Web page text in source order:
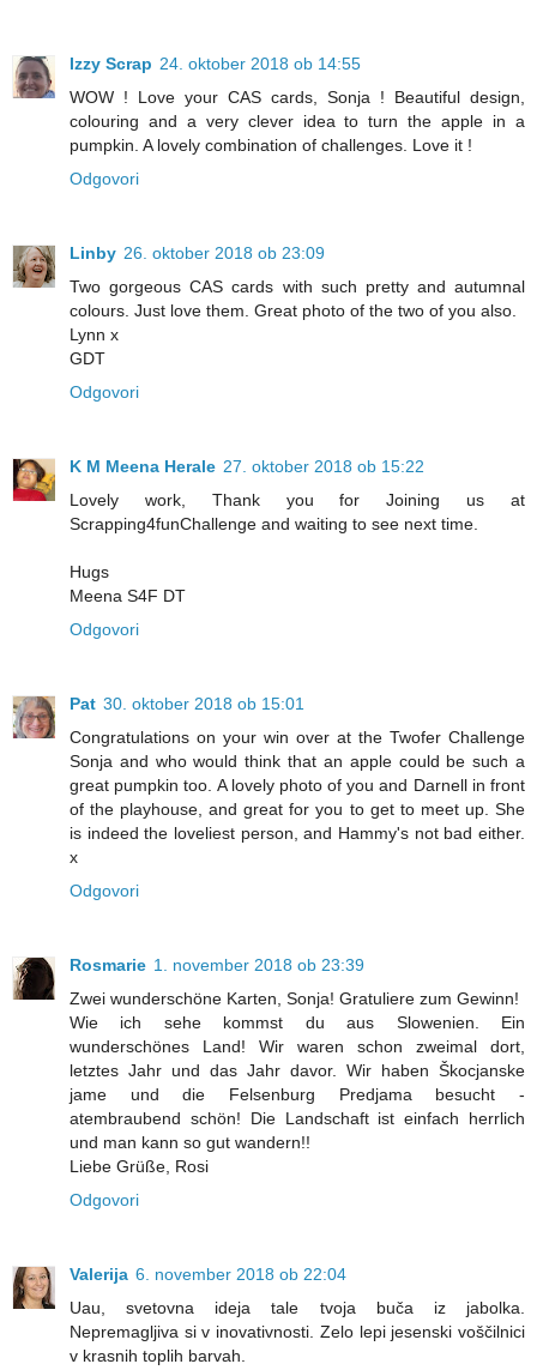
Izzy Scrap 24. oktober 2018 ob 14:55
WOW ! Love your CAS cards, Sonja ! Beautiful design,
colouring and a very clever idea to turn the apple in a
pumpkin. A lovely combination of challenges. Love it !
Odgovori
Linby 26. oktober 2018 ob 23:09
Two gorgeous CAS cards with such pretty and autumnal
colours. Just love them. Great photo of the two of you also.
Lynn x
GDT
Odgovori
K M Meena Herale 27. oktober 2018 ob 15:22
Lovely work, Thank you for Joining us at
Scrapping4funChallenge and waiting to see next time.
Hugs
Meena S4F DT
Odgovori
Pat 30. oktober 2018 ob 15:01
Congratulations on your win over at the Twofer Challenge
Sonja and who would think that an apple could be such a
great pumpkin too. A lovely photo of you and Darnell in front
of the playhouse, and great for you to get to meet up. She
is indeed the loveliest person, and Hammy's not bad either.
x
Odgovori
Rosmarie 1. november 2018 ob 23:39
Zwei wunderschöne Karten, Sonja! Gratuliere zum Gewinn!
Wie ich sehe kommst du aus Slowenien. Ein
wunderschönes Land! Wir waren schon zweimal dort,
letztes Jahr und das Jahr davor. Wir haben Škocjanske
jame und die Felsenburg Predjama besucht -
atembraubend schön! Die Landschaft ist einfach herrlich
und man kann so gut wandern!!
Liebe Grüße, Rosi
Odgovori
Valerija 6. november 2018 ob 22:04
Uau, svetovna ideja tale tvoja buča iz jabolka.
Nepremagljiva si v inovativnosti. Zelo lepi jesenski voščilnici
v krasnih toplih barvah.